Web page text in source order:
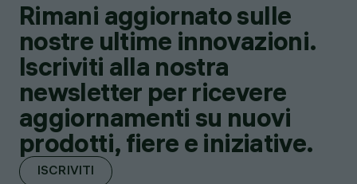
Rimani aggiornato sulle
nostre ultime innovazioni.
Iscriviti alla nostra
newsletter per ricevere
aggiornamenti su nuovi
prodotti, fiere e iniziative.
ISCRIVITI